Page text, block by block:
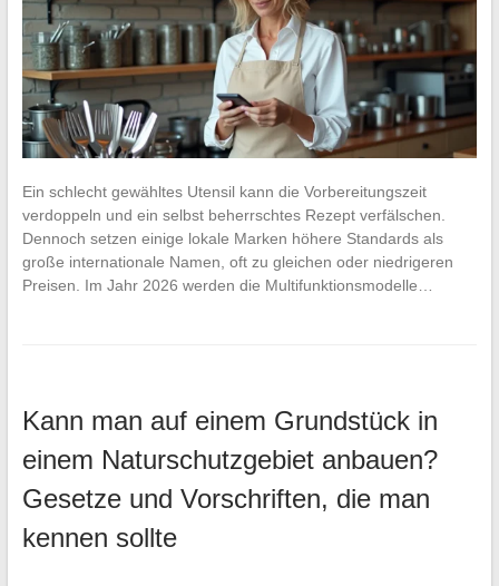
Ein schlecht gewähltes Utensil kann die Vorbereitungszeit
verdoppeln und ein selbst beherrschtes Rezept verfälschen.
Dennoch setzen einige lokale Marken höhere Standards als
große internationale Namen, oft zu gleichen oder niedrigeren
Preisen. Im Jahr 2026 werden die Multifunktionsmodelle…
Kann man auf einem Grundstück in
einem Naturschutzgebiet anbauen?
Gesetze und Vorschriften, die man
kennen sollte